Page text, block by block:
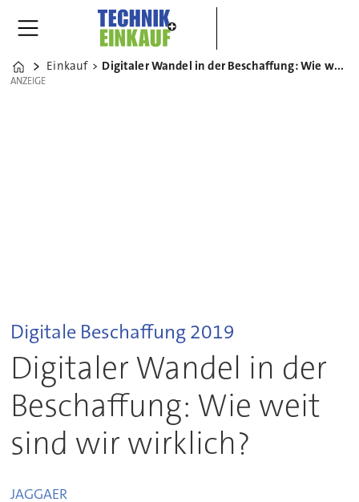
Home
Einkauf Digitaler Wandel in der Beschaffung: Wie weit sind wir wirklich?
ANZEIGE
ANZEIGE
Digitale Beschaffung 2019
Digitaler Wandel in der
Beschaffung: Wie weit
sind wir wirklich?
JAGGAER